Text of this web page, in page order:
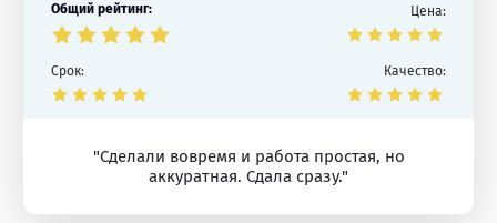
Общий рейтинг: Цена:
Срок: Качество:
"Сделали вовремя и работа простая, но
аккуратная. Сдала сразу."